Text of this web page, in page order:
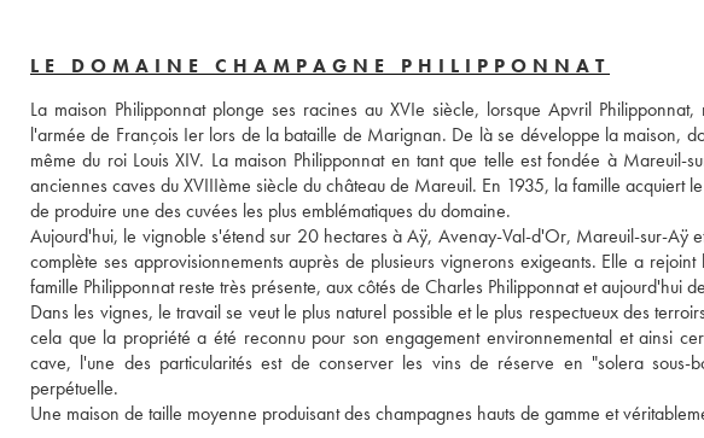
LE DOMAINE CHAMPAGNE PHILIPPONNAT
La maison Philipponnat plonge ses racines au XVIe siècle, lorsque Apvril
l'armée de François Ier lors de la bataille de Marignan. De là se développe la maison,
même du roi Louis XIV. La maison Philipponnat en tant que telle est fondée à
anciennes caves du XVIIIème siècle du château de Mareuil. En 1935, la famille acquiert
de produire une des cuvées les plus emblématiques du domaine.
Aujourd'hui, le vignoble s'étend sur 20 hectares à Aÿ, Avenay-Val-d'Or, Mareuil-sur-Aÿ
complète ses approvisionnements auprès de plusieurs vignerons exigeants. Elle a
famille Philipponnat reste très présente, aux côtés de Charles Philipponnat et aujourd'hui
Dans les vignes, le travail se veut le plus naturel possible et le plus respectueux des
cela que la propriété a été reconnu pour son engagement environnemental et ainsi
cave, l'une des particularités est de conserver les vins de réserve en "solera sous-
perpétuelle.
Une maison de taille moyenne produisant des champagnes hauts de gamme et